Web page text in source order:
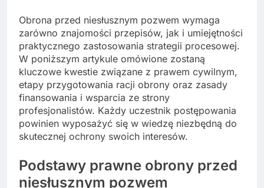
Obrona przed niesłusznym pozwem wymaga
zarówno znajomości przepisów, jak i umiejętności
praktycznego zastosowania strategii procesowej.
W poniższym artykule omówione zostaną
kluczowe kwestie związane z prawem cywilnym,
etapy przygotowania racji obrony oraz zasady
finansowania i wsparcia ze strony
profesjonalistów. Każdy uczestnik postępowania
powinien wyposażyć się w wiedzę niezbędną do
skutecznej ochrony swoich interesów.
Podstawy prawne obrony przed
niesłusznym pozwem